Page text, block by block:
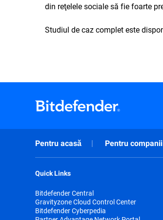
din reţelele sociale să fie foarte
Studiul de caz complet este
Pentru acasă Pentru
Quick Links
Bitdefender Central
Gravityzone Cloud Control Center
Bitdefender Cyberpedia